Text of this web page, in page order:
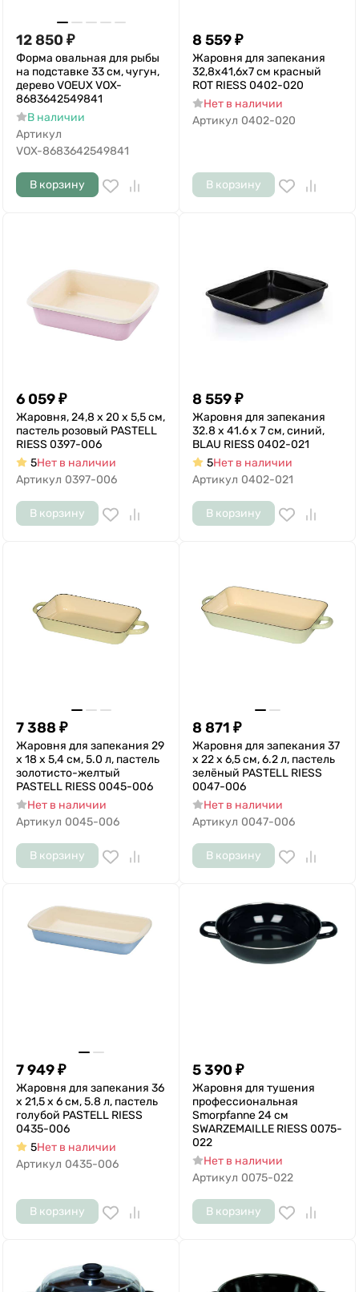
12 850 ₽
Форма овальная для рыбы
на подставке 33 см, чугун,
дерево VOEUX VOX-
8683642549841
В наличии
Артикул
VOX-8683642549841
В корзину
8 559₽
Жаровня для запекания
32,8х41,6х7 см красный
ROT RIESS 0402-020
Нет в наличии
Артикул 0402-020
В корзину
6 059₽
Жаровня, 24,8 х 20 х 5,5 см,
пастель розовый PASTELL
RIESS 0397-006
5Нет в наличии
Артикул 0397-006
В корзину
8 559₽
Жаровня для запекания
32.8 х 41.6 х 7 см, синий,
BLAU RIESS 0402-021
5Нет в наличии
Артикул 0402-021
В корзину
7 388 ₽
Жаровня для запекания 29
х 18 х 5,4 см, 5.0 л, пастель
золотисто-желтый
PASTELL RIESS 0045-006
Нет в наличии
Артикул 0045-006
В корзину
8 871 ₽
Жаровня для запекания 37
х 22 х 6,5 см, 6.2 л, пастель
зелёный PASTELL RIESS
0047-006
Нет в наличии
Артикул 0047-006
В корзину
7 949₽
Жаровня для запекания 36
х 21,5 х 6 см, 5.8 л, пастель
голубой PASTELL RIESS
0435-006
5Нет в наличии
Артикул 0435-006
В корзину
5 390 ₽
Жаровня для тушения
профессиональная
Smorpfanne 24 см
SWARZEMAILLE RIESS 0075-
022
Нет в наличии
Артикул 0075-022
В корзину